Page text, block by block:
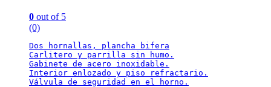
0 out of 5
(0)
Dos hornallas, plancha bifera
Carlitero y parrilla sin humo.
Gabinete de acero inoxidable.
Interior enlozado y piso refractario.
Válvula de seguridad en el horno.